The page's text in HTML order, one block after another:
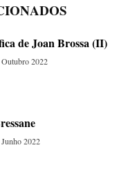
de Joan Brossa (II)
Outubro 2022
Junho 2022